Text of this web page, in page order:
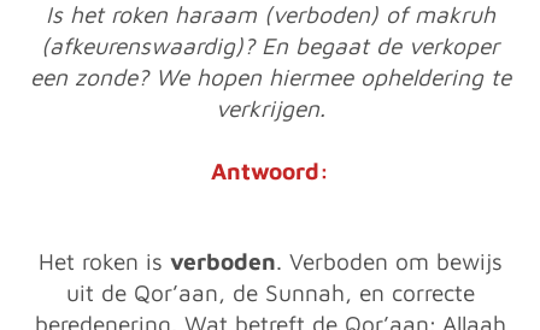
Is het roken haraam (verboden) of makruh
(afkeurenswaardig)? En begaat de verkoper
een zonde? We hopen hiermee opheldering te
verkrijgen.
Antwoord:
Het roken is verboden. Verboden om bewijs
uit de Qor’aan, de Sunnah, en correcte
beredenering. Wat betreft de Qor’aan; Allaah